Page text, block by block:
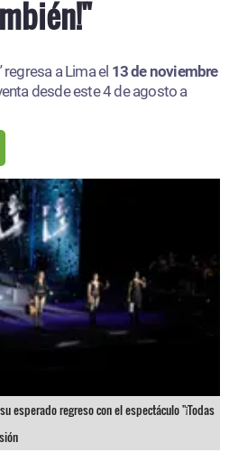
regresa a Lima el 13 de noviembre
desde este 4 de agosto a
esperado regreso con el espectáculo "¡Todas